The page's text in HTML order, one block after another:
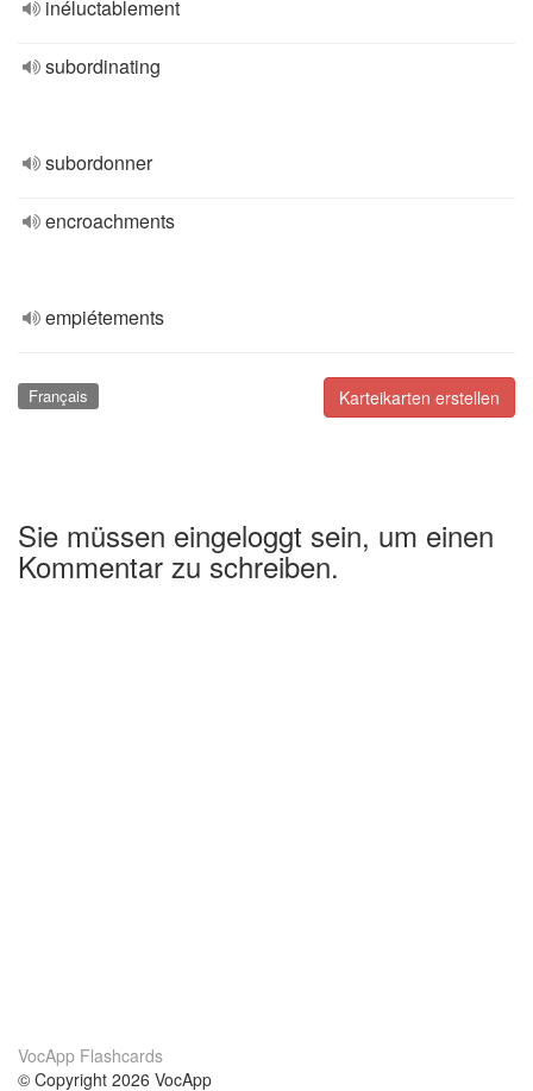
inéluctablement
subordinating
subordonner
encroachments
empiétements
Karteikarten erstellen
Français
Sie müssen eingeloggt sein, um einen
Kommentar zu schreiben.
VocApp Flashcards
© Copyright 2026 VocApp